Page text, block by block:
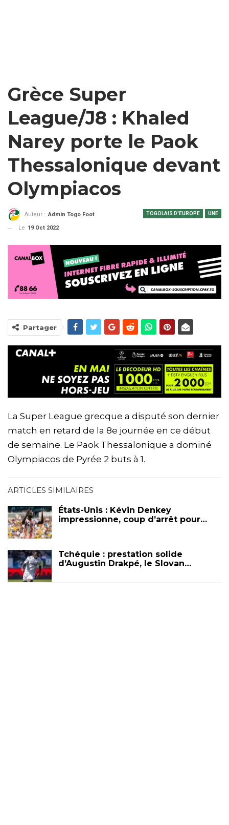
Grèce Super
League/J8 : Khaled
Narey porte le Paok
Thessalonique devant
Olympiacos
TOGOLAIS D'EUROPE UNE
Auteur : Admin Togo Foot
Le 19 Oct 2022
Partager
La Super League grecque a disputé son dernier
match en retard de la 8e journée en ce début
de semaine. Le Paok Thessalonique a dominé
Olympiacos de Pyrée 2 buts à 1.
ARTICLES SIMILAIRES
États-Unis : Kévin Denkey
impressionne, coup d’arrêt pour…
Tchéquie : prestation solide
d’Augustin Drakpé, le Slovan…